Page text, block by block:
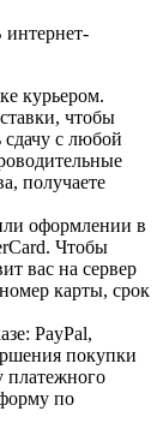
курьером.
чтобы
сдачу с любой
получаете
оформлении в
Чтобы
вас на сервер
карты, срок
PayPal,
покупки
платежного
по